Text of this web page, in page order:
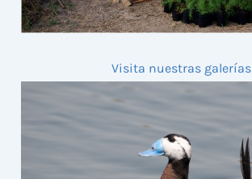
Visita nuestras galerías